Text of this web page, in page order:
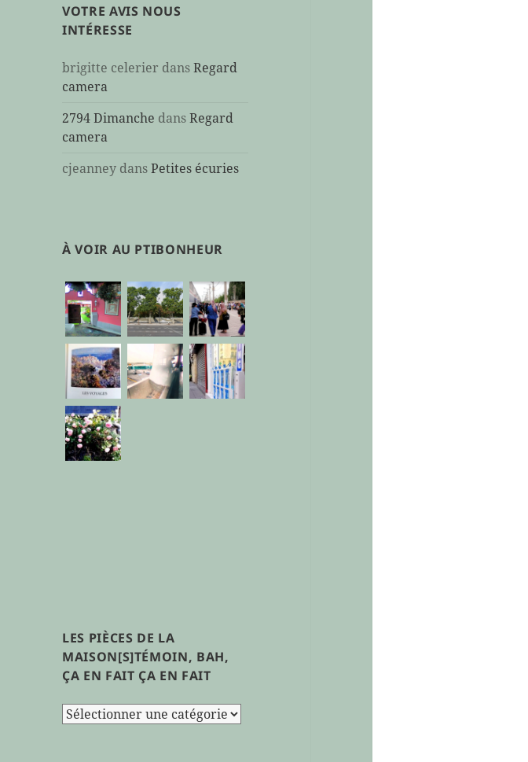
VOTRE AVIS NOUS
INTÉRESSE
brigitte celerier dansRegard
camera
2794 Dimanche dansRegard
camera
cjeanney dansPetites écuries
À VOIR AU PTIBONHEUR
LES PIÈCES DE LA
MAISON[S]TÉMOIN, BAH,
ÇA EN FAIT ÇA EN FAIT
les